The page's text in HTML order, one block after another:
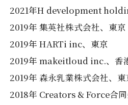
2021年H development
2019年 集英社株式会社、東京
2019年 HARTi inc、東京
2019年 makeitloud inc.、香
2019年 森永乳業株式会社、東
2018年 Creators & Force合